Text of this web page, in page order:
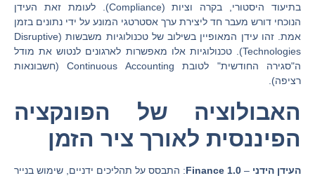
בתיעוד היסטורי, בקרה וציות (Compliance). לעומת זאת העידן
הנוכחי דורש מעבר חד ליצירת ערך אסטרטגי המונע על ידי נתונים בזמן
אמת. זהו עידן המאופיין בשילוב של טכנולוגיות משבשות (Disruptive
Technologies). טכנולוגיות אלו מאפשרות לארגונים לנטוש את מודל
ה"סגירה החודשית" לטובת Continuous Accounting(חשבונאות
רציפה).
האבולוציה של הפונקציה
הפיננסית לאורך ציר הזמן
העידן הידני –
Finance 1.0
: התבסס על תהליכים ידניים, שימוש בנייר